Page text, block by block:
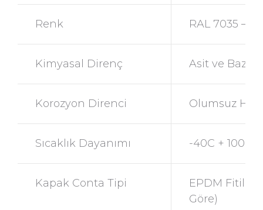
Renk RAL 7035 –
Kimyasal Direnç Asit ve
Korozyon Direnci Olumsuz
Sıcaklık Dayanımı -40C + 100C
Kapak Conta Tipi
EPDM Fitilli
Göre)